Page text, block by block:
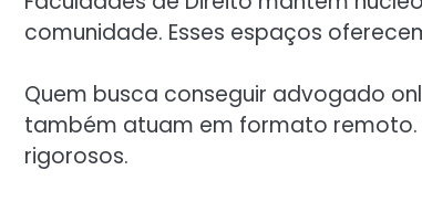
comunidade. Esses espaços
Quem busca conseguir advogado
também atuam em formato
rigorosos.